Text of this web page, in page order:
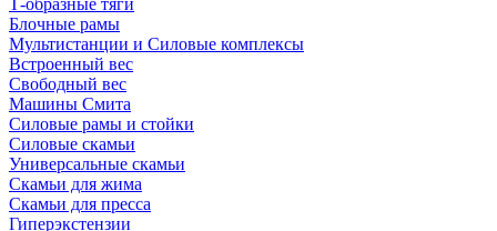
Т-образные тяги
Блочные рамы
Мультистанции и Силовые комплексы
Встроенный вес
Свободный вес
Машины Смита
Силовые рамы и стойки
Силовые скамьи
Универсальные скамьи
Скамьи для жима
Скамьи для пресса
Гиперэкстензии